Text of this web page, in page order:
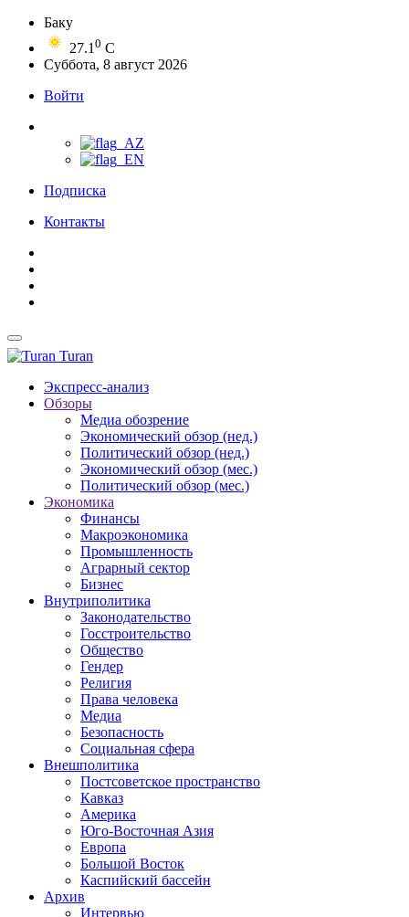
Баку
27.1 0 C
Суббота, 8 август 2026
Войти
Подписка
Контакты
Turan
Экспресс-анализ
Обзоры
Медиа обозрение
Экономический обзор (нед.)
Политический обзор (нед.)
Экономический обзор (мес.)
Политический обзор (мес.)
Экономика
Финансы
Макроэкономика
Промышленность
Аграрный сектор
Бизнес
Внутриполитика
Законодательство
Госстроительство
Общество
Гендер
Религия
Права человека
Медиа
Безопасность
Социальная сфера
Внешполитика
Постсоветское пространство
Кавказ
Америка
Юго-Восточная Азия
Европа
Большой Восток
Каспийский бассейн
Архив
Интервью